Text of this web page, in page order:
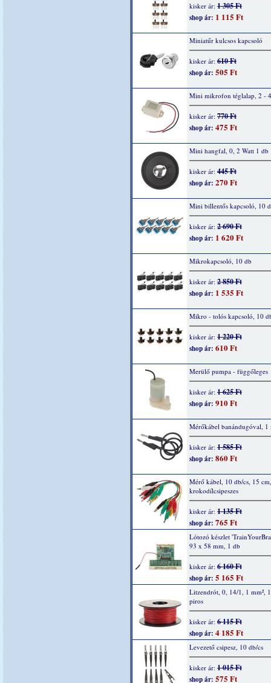
kisker ár: 1 305 Ft
shop ár: 1 115 Ft
Miniatűr kulcsos kapcsoló
kisker ár: 610 Ft
shop ár: 505 Ft
Mini mikrofon téglalap, 2 -
kisker ár: 770 Ft
shop ár: 475 Ft
Mini hangfal, 0, 2 Watt 1 db
kisker ár: 445 Ft
shop ár: 270 Ft
Mini billentős kapcsoló, 10
kisker ár: 2 690 Ft
shop ár: 1 620 Ft
Mikrokapcsoló, 10 db
kisker ár: 2 850 Ft
shop ár: 1 535 Ft
Mikro - tolós kapcsoló, 10
kisker ár: 1 220 Ft
shop ár: 610 Ft
Merülő pumpa - függőleges
kisker ár: 1 625 Ft
shop ár: 910 Ft
Mérőkábel banándugóval, 1
kisker ár: 1 585 Ft
shop ár: 860 Ft
Mérő kábel, 10 db/cs, 15 cm,
krokodílcsipeszes
kisker ár: 1 135 Ft
shop ár: 765 Ft
Lótozó készlet
93 x 58 mm, 1 db
kisker ár: 6 160 Ft
shop ár: 5 165 Ft
Litzendrót, 0, 14/1, 1 mm²,
piros
kisker ár: 6 115 Ft
shop ár: 4 185 Ft
Levezető csipesz, 10 db/cs
kisker ár: 1 015 Ft
shop ár: 575 Ft